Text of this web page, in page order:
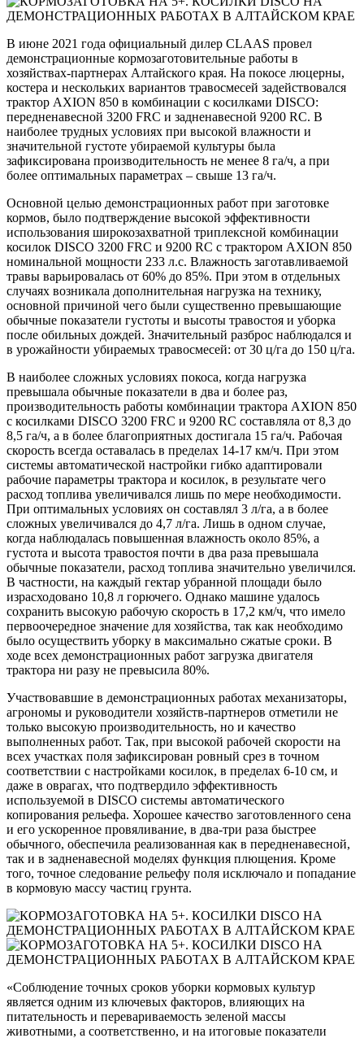
В июне 2021 года официальный дилер CLAAS провел
демонстрационные кормозаготовительные работы в
хозяйствах-партнерах Алтайского края. На покосе люцерны,
костера и нескольких вариантов травосмесей задействовался
трактор AXION 850 в комбинации с косилками DISCO:
передненавесной 3200 FRC и задненавесной 9200 RC. В
наиболее трудных условиях при высокой влажности и
значительной густоте убираемой культуры была
зафиксирована производительность не менее 8 га/ч, а при
более оптимальных параметрах – свыше 13 га/ч.
Основной целью демонстрационных работ при заготовке
кормов, было подтверждение высокой эффективности
использования широкозахватной триплексной комбинации
косилок DISCO 3200 FRC и 9200 RC с трактором AXION 850
номинальной мощности 233 л.с. Влажность заготавливаемой
травы варьировалась от 60% до 85%. При этом в отдельных
случаях возникала дополнительная нагрузка на технику,
основной причиной чего были существенно превышающие
обычные показатели густоты и высоты травостоя и уборка
после обильных дождей. Значительный разброс наблюдался и
в урожайности убираемых травосмесей: от 30 ц/га до 150 ц/га.
В наиболее сложных условиях покоса, когда нагрузка
превышала обычные показатели в два и более раз,
производительность работы комбинации трактора AXION 850
с косилками DISCO 3200 FRC и 9200 RC составляла от 8,3 до
8,5 га/ч, а в более благоприятных достигала 15 га/ч. Рабочая
скорость всегда оставалась в пределах 14-17 км/ч. При этом
системы автоматической настройки гибко адаптировали
рабочие параметры трактора и косилок, в результате чего
расход топлива увеличивался лишь по мере необходимости.
При оптимальных условиях он составлял 3 л/га, а в более
сложных увеличивался до 4,7 л/га. Лишь в одном случае,
когда наблюдалась повышенная влажность около 85%, а
густота и высота травостоя почти в два раза превышала
обычные показатели, расход топлива значительно увеличился.
В частности, на каждый гектар убранной площади было
израсходовано 10,8 л горючего. Однако машине удалось
сохранить высокую рабочую скорость в 17,2 км/ч, что имело
первоочередное значение для хозяйства, так как необходимо
было осуществить уборку в максимально сжатые сроки. В
ходе всех демонстрационных работ загрузка двигателя
трактора ни разу не превысила 80%.
Участвовавшие в демонстрационных работах механизаторы,
агрономы и руководители хозяйств-партнеров отметили не
только высокую производительность, но и качество
выполненных работ. Так, при высокой рабочей скорости на
всех участках поля зафиксирован ровный срез в точном
соответствии с настройками косилок, в пределах 6-10 см, и
даже в оврагах, что подтвердило эффективность
используемой в DISCO системы автоматического
копирования рельефа. Хорошее качество заготовленного сена
и его ускоренное провяливание, в два-три раза быстрее
обычного, обеспечила реализованная как в передненавесной,
так и в задненавесной моделях функция плющения. Кроме
того, точное следование рельефу поля исключало и попадание
в кормовую массу частиц грунта.
«Соблюдение точных сроков уборки кормовых культур
является одним из ключевых факторов, влияющих на
питательность и перевариваемость зеленой массы
животными, а соответственно, и на итоговые показатели